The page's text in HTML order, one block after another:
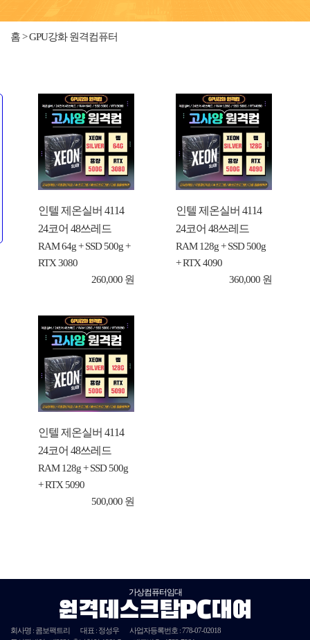
홈 > GPU강화 원격컴퓨터
인텔 제온실버 4114
24코어 48쓰레드
RAM 64g + SSD 500g +
RTX 3080
260,000 원
인텔 제온실버 4114
24코어 48쓰레드
RAM 128g + SSD 500g
+ RTX 4090
360,000 원
인텔 제온실버 4114
24코어 48쓰레드
RAM 128g + SSD 500g
+ RTX 5090
500,000 원
가상컴퓨터임대
원격데스크탑PC대여
회사명 : 콤보팩트리 대표 : 정성우 사업자등록번호 :778-07-02018